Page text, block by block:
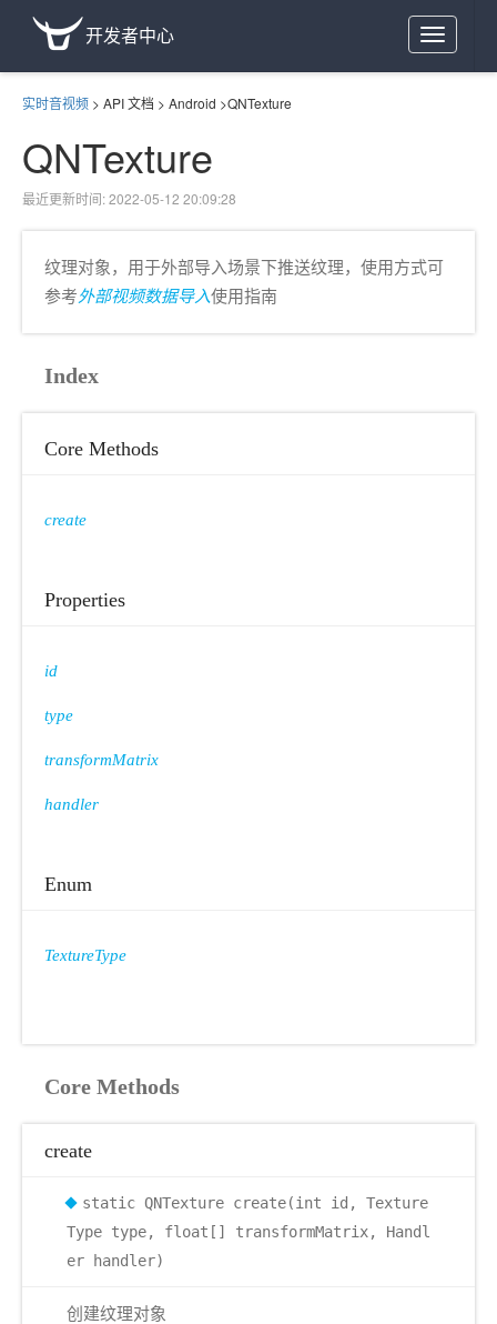
Toggle
navigation
开发者中心
实时音视频 > API 文档 > Android >QNTexture
QNTexture
最近更新时间: 2022-05-12 20:09:28
纹理对象，用于外部导入场景下推送纹理，使用方式可
参考外部视频数据导入使用指南
Index
Core Methods
create
Properties
id
type
transformMatrix
handler
Enum
TextureType
Core Methods
create
static QNTexture create(int id, Texture
Type type, float[] transformMatrix, Handl
er handler)
创建纹理对象